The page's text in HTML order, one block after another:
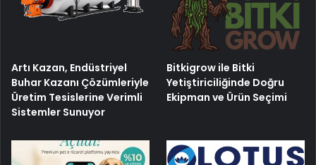
Artı Kazan, Endüstriyel
Buhar Kazanı Çözümleriyle
Üretim Tesislerine Verimli
Sistemler Sunuyor
Bitkigrow ile Bitki
Yetiştiriciliğinde Doğru
Ekipman ve Ürün Seçimi